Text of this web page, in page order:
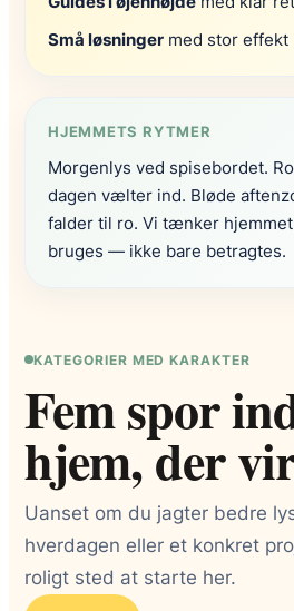
Små løsninger med stor effekt
HJEMMETS RYTMER
Morgenlys ved spisebordet.
dagen vælter ind. Bløde
falder til ro. Vi tænker
bruges — ikke bare betragtes.
KATEGORIER MED KARAKTER
Fem spor
hjem, der
Uanset om du jagter bedre
hverdagen eller et konkret
roligt sted at starte her.